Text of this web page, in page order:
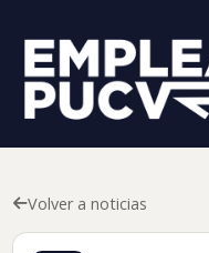
Volver a noticias